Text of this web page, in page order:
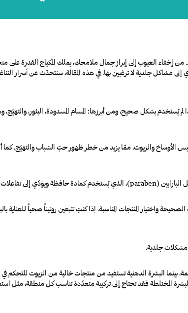
إخفاء العيوب إلى إبراز جمال ملامحك، يملك المكياج القدرة على
مشاكل جلدية لا ترغبين بها. في هذه المقالة، سنتحدّث عن أسرار
يُستخدم بشكل صحيح، ومن أبرزها: المسام المسدودة، البثور،
الأوساخ والزيوت، ممّا يزيد من خطر ظهور حبّ الشباب والتهيّج.
البارابين(paraben) ، الذي يُستخدم كمادة حافظة ويؤدّي إلى
واختيار المنتجات المناسبة. إذا كنتِ تتبعين روتيناً صحياً
مشكلات جلدية.
بينما البشرة الدهنية تستفيد من منتجات خالية من الزيوت
المختلطة فقد تحتاج إلى تركيبة متعدّدة تناسب كل منطقة، مثل